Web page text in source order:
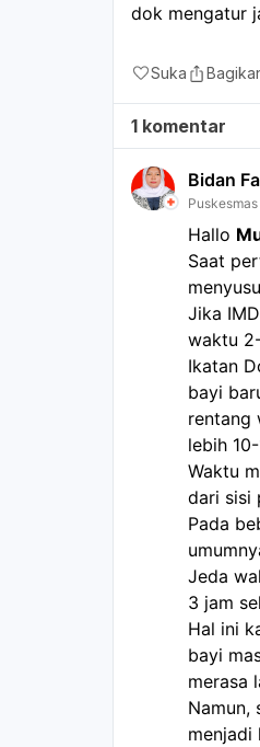
dok mengatur
Suka
1 komentar
Bidan
Hallo
Saat
Jika
waktu
Ikatan
bayi
rentang
lebih
Waktu
dari sisi
Pada
Jeda
3 jam
Hal ini
bayi
merasa
Namun,
menjadi